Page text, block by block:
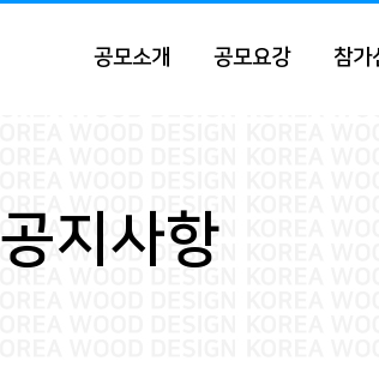
공모소개 공모요강 참가
공지사항